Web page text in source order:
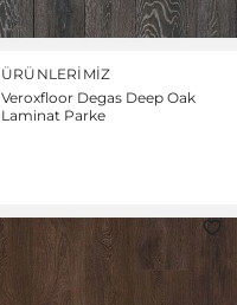
ÜRÜNLERIMIZ
Veroxfloor Degas Deep Oak
Laminat Parke